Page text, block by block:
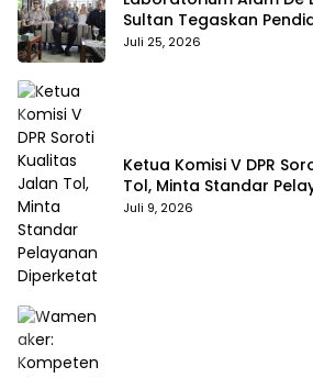
Sultan Tegaskan
Membentuk Karakter
Juli 25, 2026
Ketua Komisi V DPR
Tol, Minta Standar
Juli 9, 2026